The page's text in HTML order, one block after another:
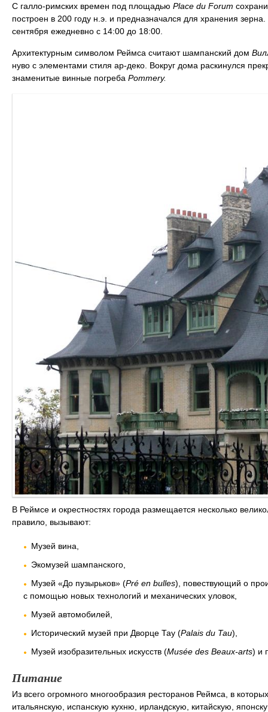
С галло-римских времен под площадью Place du Forum
построен в 200 году н.э. и предназначался для хранения
сентября ежедневно с 14:00 до 18:00.
Архитектурным символом Реймса считают шампанский дом
нуво с элементами стиля ар-деко. Вокруг дома раскинулся
знаменитые винные погреба Pommery.
В Реймсе и окрестностях города размещается несколько
правило, вызывают:
Музей вина,
Экомузей шампанского,
Музей «До пузырьков» (Pré en bulles), повествующий о
с помощью новых технологий и механических уловок,
Музей автомобилей,
Исторический музей при Дворце Тау (Palais du Tau),
Музей изобразительных искусств (Musée des Beaux-arts) и
Питание
Из всего огромного многообразия ресторанов Реймса, в
итальянскую, испанскую кухню, ирландскую, китайскую,